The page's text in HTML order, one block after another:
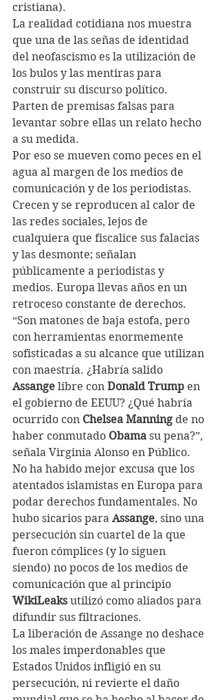
cristiana).
La realidad cotidiana nos muestra
que una de las señas de identidad
del neofascismo es la utilización de
los bulos y las mentiras para
construir su discurso político.
Parten de premisas falsas para
levantar sobre ellas un relato hecho
a su medida.
Por eso se mueven como peces en el
agua al margen de los medios de
comunicación y de los periodistas.
Crecen y se reproducen al calor de
las redes sociales, lejos de
cualquiera que fiscalice sus falacias
y las desmonte; señalan
públicamente a periodistas y
medios. Europa llevas años en un
retroceso constante de derechos.
“Son matones de baja estofa, pero
con herramientas enormemente
sofisticadas a su alcance que utilizan
con maestría. ¿Habría salido
Assange libre con Donald Trump en
el gobierno de EEUU? ¿Qué habría
ocurrido con Chelsea Manning de no
haber conmutado Obama su pena?”,
señala Virginia Alonso en Público.
No ha habido mejor excusa que los
atentados islamistas en Europa para
podar derechos fundamentales. No
hubo sicarios para Assange, sino una
persecución sin cuartel de la que
fueron cómplices (y lo siguen
siendo) no pocos de los medios de
comunicación que al principio
WikiLeaks utilizó como aliados para
difundir sus filtraciones.
La liberación de Assange no deshace
los males imperdonables que
Estados Unidos infligió en su
persecución, ni revierte el daño